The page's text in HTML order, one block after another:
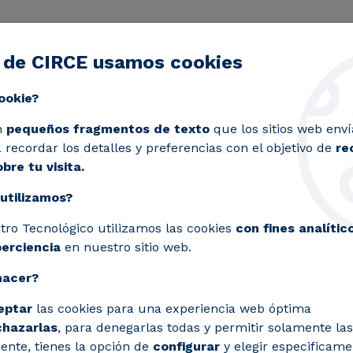
Servicios Laboratorios
con dos proyectos que buscan la gestión y
la sostenibilidad
la gestión y
digestato
el centro tecnológico pretende
CIRCE usamos cookies
pequeños fragmentos de textoque los sitios web
recordar los detalles y preferencias con el objetivo de
tu visita.
Tecnológico utilizamos las cookies con fines
en nuestro sitio web.
las cookies para una experiencia web óptima
, para denegarlas todas y permitir solamente
tienes la opción de configurary elegir